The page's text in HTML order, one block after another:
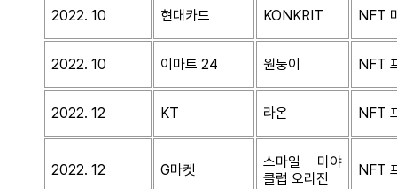
2022. 10 현대카드 KONKRIT NFT
2022. 10 이마트 24 원둥이 NFT
2022. 12 KT 라온 NFT
2022. 12 G마켓
스마일 미야
클럽 오리진
NFT